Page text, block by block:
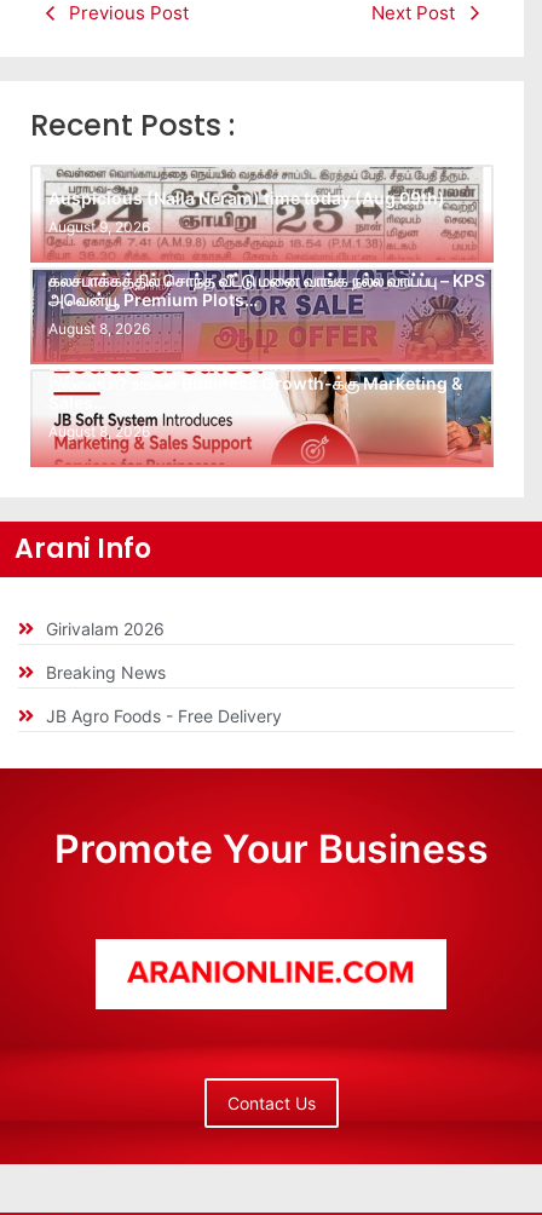
Previous Post Next Post
Recent Posts :
Auspicious (Nalla Neram) time today (Aug 09th)
August 9, 2026
கலசபாக்கத்தில் சொந்த வீட்டு மனை வாங்க நல்ல வாய்ப்பு – KPS
அவென்யூ Premium Plots…
August 8, 2026
Leads கிடைக்கவில்லையா? Follow-up செய்ய Team
இல்லையா? உங்கள் Business Growth-க்கு Marketing &
Sales…
August 8, 2026
Arani Info
Girivalam 2026
Breaking News
JB Agro Foods - Free Delivery
Promote Your Business
Contact Us